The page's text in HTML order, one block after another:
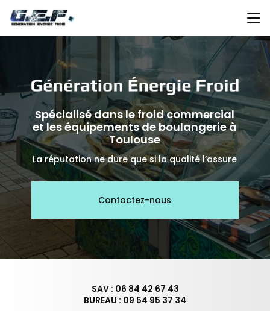
au
contenu
principal
Spécialisé dans le froid commercial
et les équipements de boulangerie à
Toulouse
La réputation ne dure que si la qualité l’assure
Contactez-nous
SAV : 06 84 42 67 43
BUREAU : 09 54 95 37 34